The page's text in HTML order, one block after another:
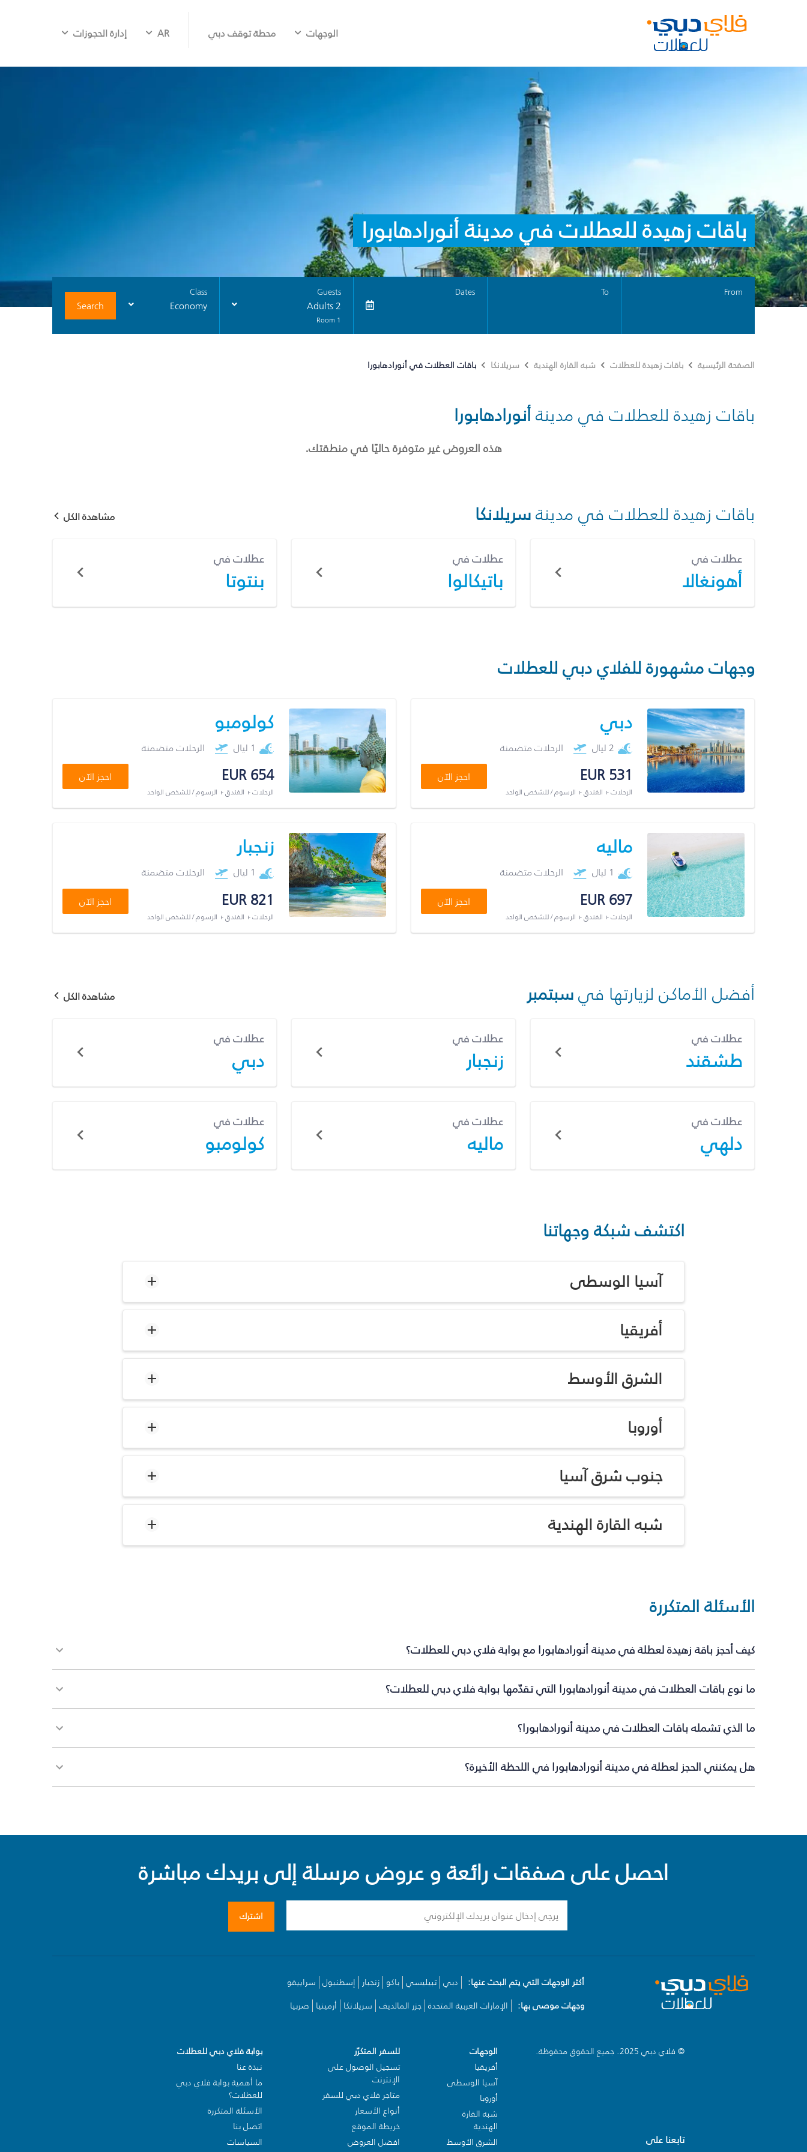
الوجهات محطة توقف دبي AR إدارة الحجوزات
باقات زهيدة للعطلات في مدينة أنورادهابورا
From
To
Dates
Guests
2 Adults
1 Room
Class
Economy
Search
الصفحة الرئيسية باقات زهيدة للعطلات شبه القارة الهندية سريلانكا باقات العطلات في أنورادهابورا
باقات زهيدة للعطلات في مدينةأنورادهابورا
هذه العروض غير متوفرة حاليًا في منطقتك.
باقات زهيدة للعطلات في مدينةسريلانكا مشاهدة الكل
عطلات في
أهونغالا
عطلات في
باتيكالوا
عطلات في
بنتوتا
وجهات مشهورة للفلاي دبي للعطلات
دبي
2 ليال الرحلات متضمنة
EUR 531
الرحلات + الفندق + الرسوم / للشخص الواحد
احجز الآن
كولومبو
1 ليال الرحلات متضمنة
EUR 654
الرحلات + الفندق + الرسوم / للشخص الواحد
احجز الآن
ماليه
1 ليال الرحلات متضمنة
EUR 697
الرحلات + الفندق + الرسوم / للشخص الواحد
احجز الآن
زنجبار
1 ليال الرحلات متضمنة
EUR 821
الرحلات + الفندق + الرسوم / للشخص الواحد
احجز الآن
أفضل الأماكن لزيارتها فيسبتمبر مشاهدة الكل
عطلات في
طشقند
عطلات في
زنجبار
عطلات في
دبي
عطلات في
دلهي
عطلات في
ماليه
عطلات في
كولومبو
اكتشف شبكة وجهاتنا
آسيا الوسطى
أفريقيا
الشرق الأوسط
أوروبا
جنوب شرق آسيا
شبه القارة الهندية
الأسئلة المتكررة
كيف أحجز باقة زهيدة لعطلة في مدينة أنورادهابورا مع بوابة فلاي دبي للعطلات؟
ما نوع باقات العطلات في مدينة أنورادهابورا التي تقدّمها بوابة فلاي دبي للعطلات؟
ما الذي تشمله باقات العطلات في مدينة أنورادهابورا؟
هل يمكنني الحجز لعطلة في مدينة أنورادهابورا في اللحظة الأخيرة؟
احصل على صفقات رائعة و عروض مرسلة إلى بريدك مباشرة
اشترك
أكثر الوجهات التي يتم البحث عنها: دبي تبيليسي باكو زنجبار إسطنبول سراييفو
وجهات موصى بها:
الإمارات العربية المتحدة جزر المالديف سريلانكا أرمينيا صربيا
© فلاي دبي 2025. جميع الحقوق محفوظة.
تابعنا على
الوجهات
أفريقيا
آسيا الوسطى
أوروبا
شبه القارة
الهندية
الشرق الأوسط
للسفر المتكرّر
تسجيل الوصول على
الإنترنت
متاجر فلاي دبي للسفر
أنواع الأسعار
خريطة الموقع
افضل العروض
بوابة فلاي دبي للعطلات
نبذة عنا
ما أهمية بوابة فلاي دبي
للعطلات؟
الأسئلة المتكررة
اتصل بنا
السياسات